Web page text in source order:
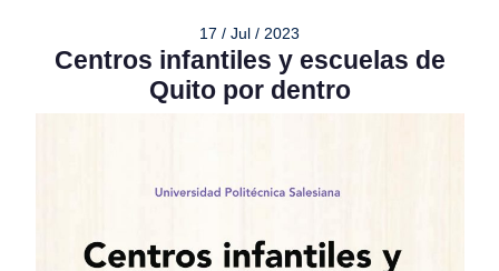
17 / Jul / 2023
Centros infantiles y escuelas de
Quito por dentro